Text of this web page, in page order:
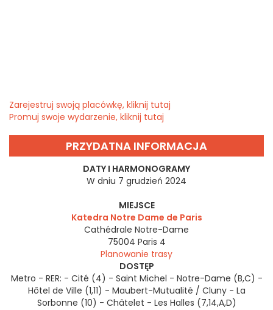
Zarejestruj swoją placówkę, kliknij tutaj
Promuj swoje wydarzenie, kliknij tutaj
PRZYDATNA INFORMACJA
DATY I HARMONOGRAMY
W dniu 7 grudzień 2024
MIEJSCE
Katedra Notre Dame de Paris
Cathédrale Notre-Dame
75004 Paris 4
Planowanie trasy
DOSTĘP
Metro - RER: - Cité (4) - Saint Michel - Notre-Dame (B,C) -
Hôtel de Ville (1,11) - Maubert-Mutualité / Cluny - La
Sorbonne (10) - Châtelet - Les Halles (7,14,A,D)